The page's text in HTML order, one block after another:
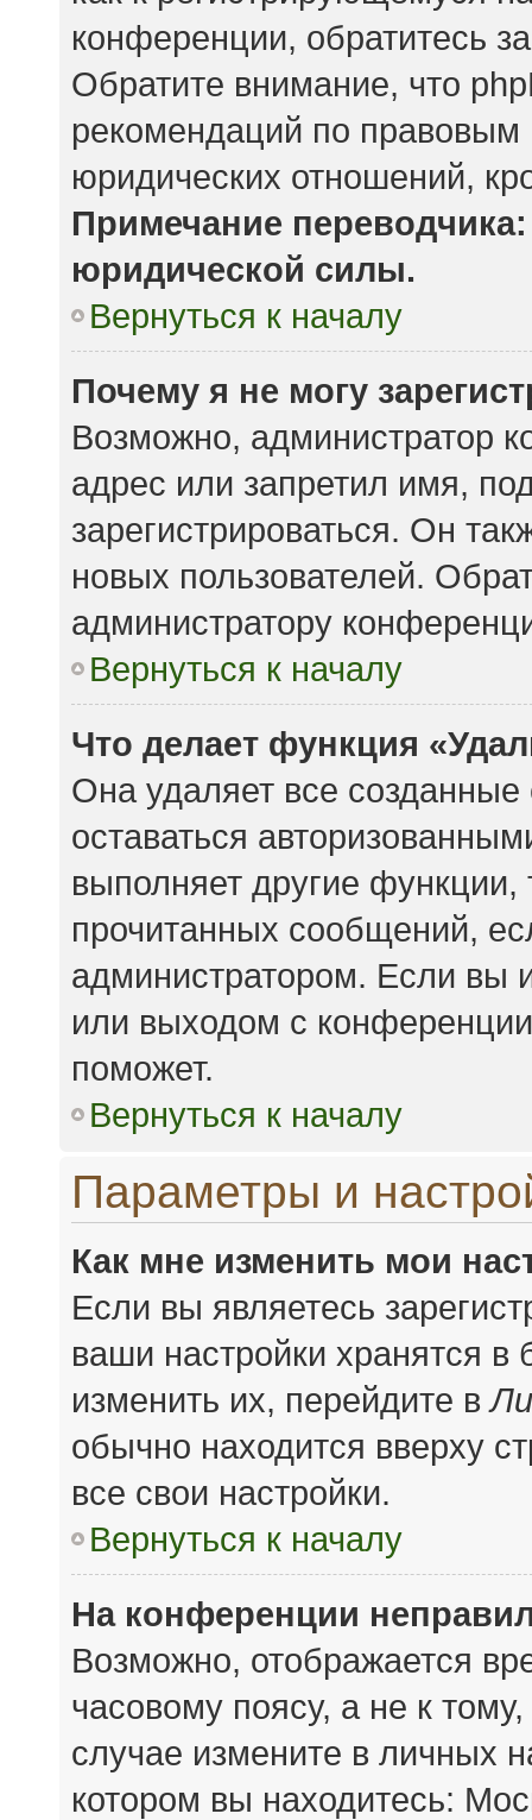
конференции, обратитесь
Обратите внимание, что
рекомендаций по правовым
юридических отношений,
Примечание
юридической силы.
Вернуться к началу
Почему я не могу
Возможно, администратор
адрес или запретил имя,
зарегистрироваться. Он
новых пользователей.
администратору
Вернуться к началу
Что делает функция
Она удаляет все
оставаться
выполняет другие функции,
прочитанных сообщений,
администратором. Если вы
или выходом с
поможет.
Вернуться к началу
Параметры и
Как мне изменить мои
Если вы являетесь
ваши настройки хранятся
изменить их, перейдите в
обычно находится вверху
все свои настройки.
Вернуться к началу
На конференции
Возможно, отображается
часовому поясу, а не к
случае измените в личных
котором вы находитесь: